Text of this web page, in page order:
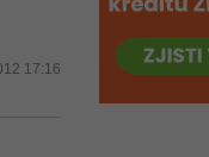
17:16